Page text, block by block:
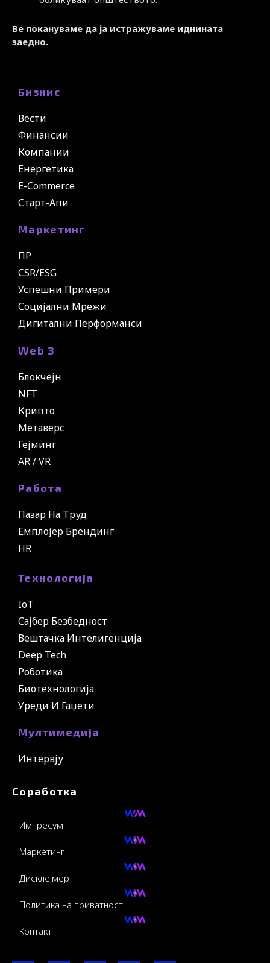
Ве покануваме да ја истражуваме иднината
заедно.
Бизнис
Вести
Финансии
Компании
Енергетика
E-Commerce
Старт-Апи
Маркетинг
ПР
CSR/ESG
Успешни Примери
Социјални Мрежи
Дигитални Перформанси
Web 3
Блокчејн
NFT
Крипто
Метаверс
Гејминг
AR / VR
Работа
Пазар На Труд
Емплојер Брендинг
HR
Технологија
IoT
Сајбер Безбедност
Вештачка Интелигенција
Deep Tech
Роботика
Биотехнологија
Уреди И Гаџети
Мултимедија
Интервју
Соработка
Импресум
Маркетинг
Дисклејмер
Политика на приватност
Контакт